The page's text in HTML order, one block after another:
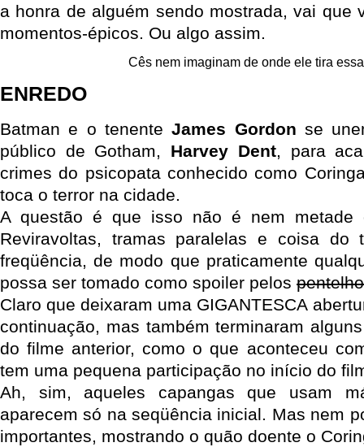
a honra de alguém sendo mostrada, vai que
momentos-épicos. Ou algo assim.
Cês nem imaginam de onde ele tira
ENREDO
Batman e o tenenteJames Gordon se
público de Gotham, Harvey Dent, para
crimes do psicopata conhecido como
toca o terror na cidade.
A questão é que isso não é nem metade
Reviravoltas, tramas paralelas e coisa do
freqüência, de modo que praticamente
possa ser tomado como spoiler pelos
Claro que deixaram uma GIGANTESCA
continuação, mas também terminaram
do filme anterior, como o que aconteceu
tem uma pequena participação no início do
Ah, sim, aqueles capangas que usam
aparecem só na seqüência inicial. Mas nem
importantes, mostrando o quão doente o